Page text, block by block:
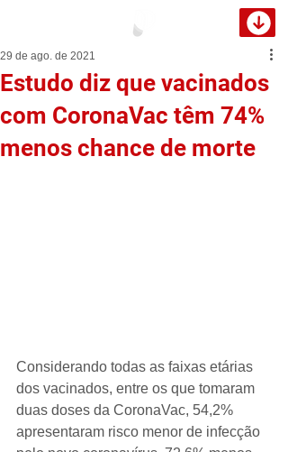
Estudo diz que vacinados
com CoronaVac têm 74%
menos chance de morte
29 de ago. de 2021
Considerando todas as faixas etárias
dos vacinados, entre os que tomaram
duas doses da CoronaVac, 54,2%
apresentaram risco menor de infecção